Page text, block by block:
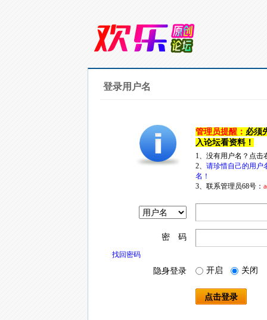
登录用户名
管理员提醒： 必须
入论坛看资料！
1、没有用户名？点
2、 请珍惜自己的用户
名！
3、联系管理员68号：
密 码
找回密码
隐身登录 开启 关闭
点击登录